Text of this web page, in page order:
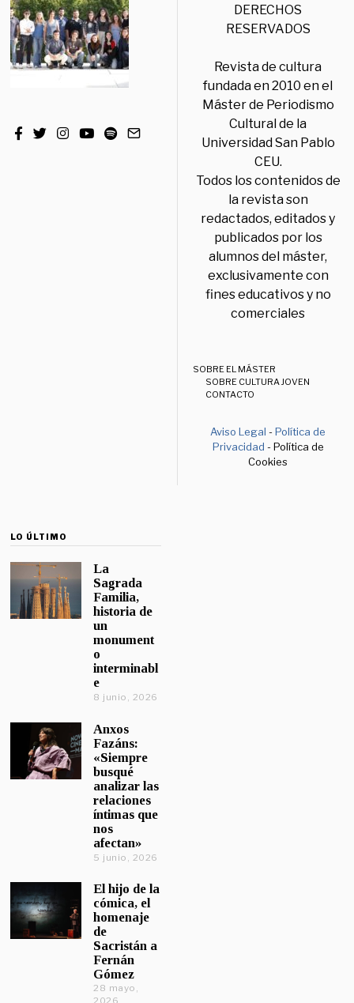
DERECHOS
RESERVADOS
Revista de cultura
fundada en 2010 en el
Máster de Periodismo
Cultural de la
Universidad San Pablo
CEU.
Todos los contenidos de
la revista son
redactados, editados y
publicados por los
alumnos del máster,
exclusivamente con
fines educativos y no
comerciales
SOBRE EL MÁSTER
SOBRE CULTURA JOVEN
CONTACTO
Aviso Legal -Política de
Privacidad - Política de
Cookies
LO ÚLTIMO
La
Sagrada
Familia,
historia de
un
monument
o
interminabl
e
8 junio, 2026
Anxos
Fazáns:
«Siempre
busqué
analizar las
relaciones
íntimas que
nos
afectan»
5 junio, 2026
El hijo de la
cómica, el
homenaje
de
Sacristán a
Fernán
Gómez
28 mayo,